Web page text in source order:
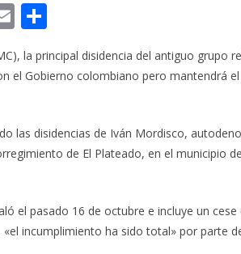
E
m
ai m
ar
ti
la principal disidencia del antiguo grupo
el Gobierno colombiano pero mantendrá
las disidencias de Iván Mordisco,
de El Plateado, en el municipio
el pasado 16 de octubre e incluye un
«el incumplimiento ha sido total» por parte